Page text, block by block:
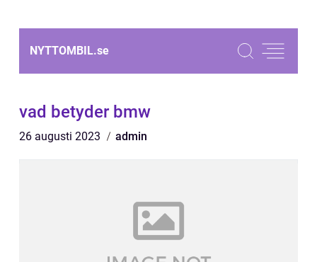
NYTTOMBIL.se
vad betyder bmw
26 augusti 2023 admin